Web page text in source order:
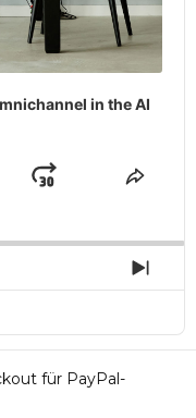
in the AI
Jump
Share
Next
für PayPal-